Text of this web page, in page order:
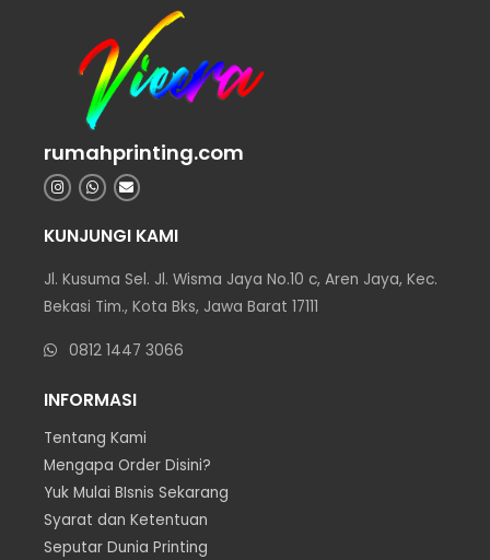
rumahprinting.com
KUNJUNGI KAMI
Jl. Kusuma Sel. Jl. Wisma Jaya No.10 c, Aren Jaya, Kec.
Bekasi Tim., Kota Bks, Jawa Barat 17111
0812 1447 3066
INFORMASI
Tentang Kami
Mengapa Order Disini?
Yuk Mulai BIsnis Sekarang
Syarat dan Ketentuan
Seputar Dunia Printing